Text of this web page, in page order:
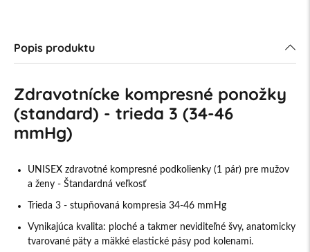
Popis produktu
Zdravotnícke kompresné ponožky
(standard) - trieda 3 (34-46
mmHg)
UNISEX zdravotné kompresné podkolienky (1 pár) pre mužov
a ženy - Štandardná veľkosť
Trieda 3 - stupňovaná kompresia 34-46 mmHg
Vynikajúca kvalita: ploché a takmer neviditeľné švy, anatomicky
tvarované päty a mäkké elastické pásy pod kolenami.